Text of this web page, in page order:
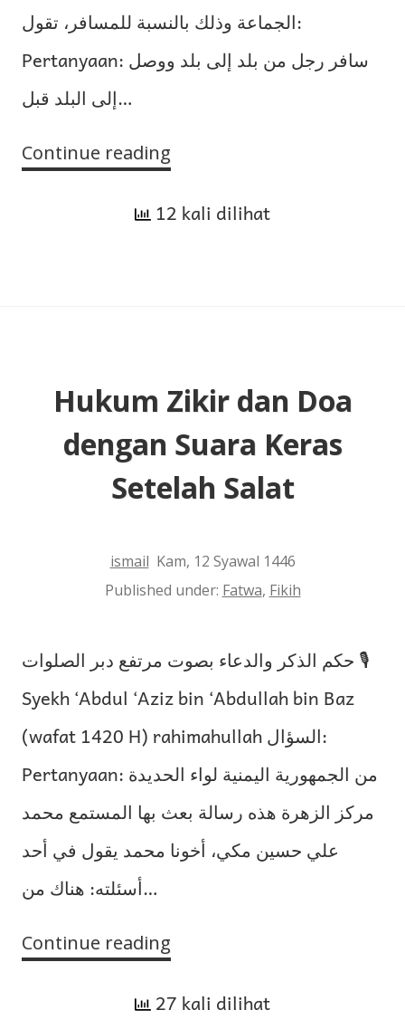
الجماعة وذلك بالنسبة للمسافر، تقول:
Pertanyaan: سافر رجل من بلد إلى بلد ووصل
إلى البلد قبل…
Continue reading
Berjemaah
12 kali dilihat
Hukum Zikir dan Doa
dengan Suara Keras
Setelah Salat
ismail Kam, 12 Syawal 1446
Published under: Fatwa, Fikih
حكم الذكر والدعاء بصوت مرتفع دبر الصلوات 🎙
Syekh ‘Abdul ‘Aziz bin ‘Abdullah bin Baz
(wafat 1420 H) rahimahullah السؤال:
Pertanyaan: من الجمهورية اليمنية لواء الحديدة
مركز الزهرة هذه رسالة بعث بها المستمع محمد
علي حسين مكي، أخونا محمد يقول في أحد
أسئلته: هناك من…
Continue reading
dan
27 kali dilihat